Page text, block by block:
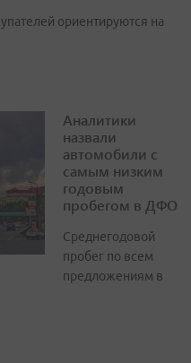
ориентируются на
Аналитики
назвали
автомобили с
самым низким
годовым
пробегом в ДФО
Среднегодовой
пробег по всем
предложениям в